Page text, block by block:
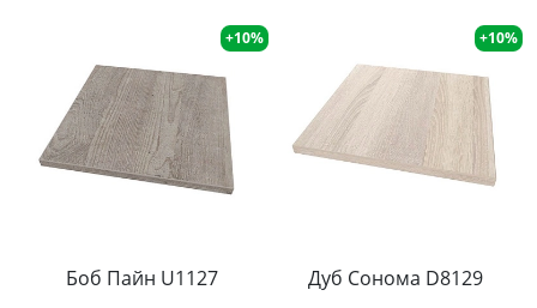
+10%
Боб Пайн U1127
+10%
Дуб Сонома D8129